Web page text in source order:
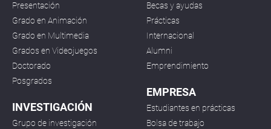
Presentación
Grado en Animación
Grado en Multimedia
Grados en Videojuegos
Doctorado
Posgrados
INVESTIGACIÓN
Grupo de investigación
Becas y ayudas
Prácticas
Internacional
Alumni
Emprendimiento
EMPRESA
Estudiantes en prácticas
Bolsa de trabajo